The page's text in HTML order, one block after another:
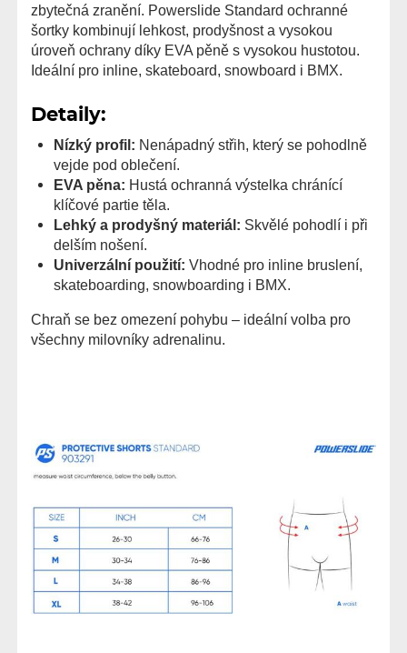
zbytečná zranění. Powerslide Standard ochranné
šortky kombinují lehkost, prodyšnost a vysokou
úroveň ochrany díky EVA pěně s vysokou hustotou.
Ideální pro inline, skateboard, snowboard i BMX.
Detaily:
Nízký profil: Nenápadný střih, který se pohodlně
vejde pod oblečení.
EVA pěna: Hustá ochranná výstelka chránící
klíčové partie těla.
Lehký a prodyšný materiál: Skvělé pohodlí i při
delším nošení.
Univerzální použití: Vhodné pro inline bruslení,
skateboarding, snowboarding i BMX.
Chraň se bez omezení pohybu – ideální volba pro
všechny milovníky adrenalinu.